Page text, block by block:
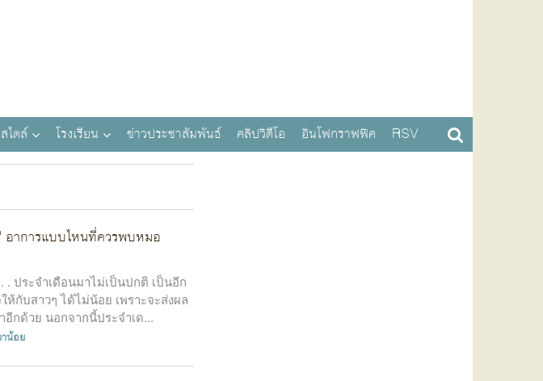
ไตล์ โรงเรียน ข่าวประชาสัมพันธ์ คลิปวิดีโอ อินโฟกราฟฟิค RSV
อาการแบบไหนที่ควรพบหมอ
. ประจำเดือนมาไม่เป็นปกติ เป็นอีก
กับสาวๆ ได้ไม่น้อย เพราะจะส่งผล
กด้วย นอกจากนี้ประจำเด...
น้อย